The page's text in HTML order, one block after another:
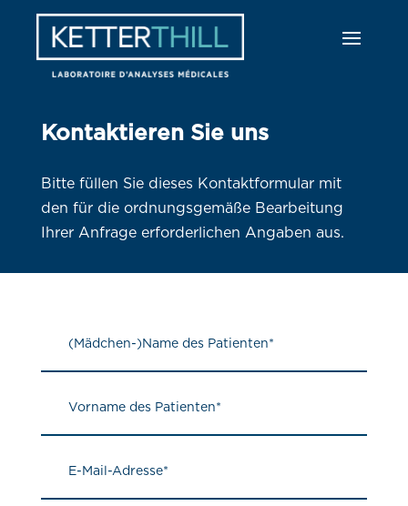
Kontaktieren Sie uns
Bitte füllen Sie dieses Kontaktformular mit
den für die ordnungsgemäße Bearbeitung
Ihrer Anfrage erforderlichen Angaben aus.